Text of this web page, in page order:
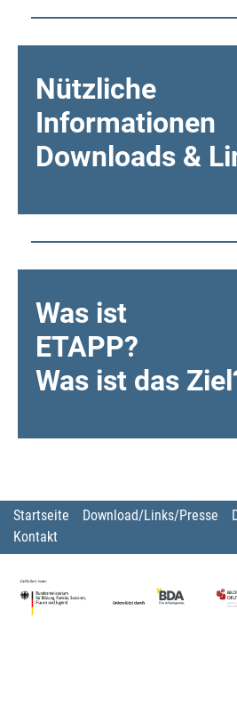
Nützliche
Informationen
Downloads &
Was ist
ETAPP?
Was ist das
Startseite Download/Links/Presse
Kontakt